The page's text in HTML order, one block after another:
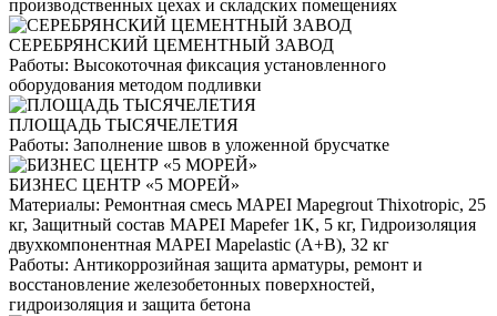
производственных цехах и складских помещениях
СЕРЕБРЯНСКИЙ ЦЕМЕНТНЫЙ ЗАВОД
Работы: Высокоточная фиксация установленного
оборудования методом подливки
ПЛОЩАДЬ ТЫСЯЧЕЛЕТИЯ
Работы: Заполнение швов в уложенной брусчатке
БИЗНЕС ЦЕНТР «5 МОРЕЙ»
Материалы: Ремонтная смесь MAPEI Mapegrout Thixotropic, 25
кг, Защитный состав MAPEI Mapefer 1K, 5 кг, Гидроизоляция
двухкомпонентная MAPEI Mapelastic (А+B), 32 кг
Работы: Антикоррозийная защита арматуры, ремонт и
восстановление железобетонных поверхностей,
гидроизоляция и защита бетона